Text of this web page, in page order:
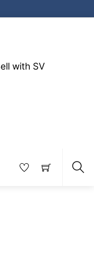
with SV